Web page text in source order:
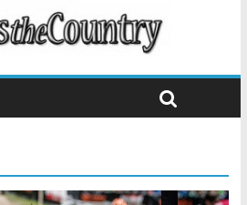
Siege für Carod und Richards
Race: Weltmeister Seewald führt
beim ersten XCO-Rennen der